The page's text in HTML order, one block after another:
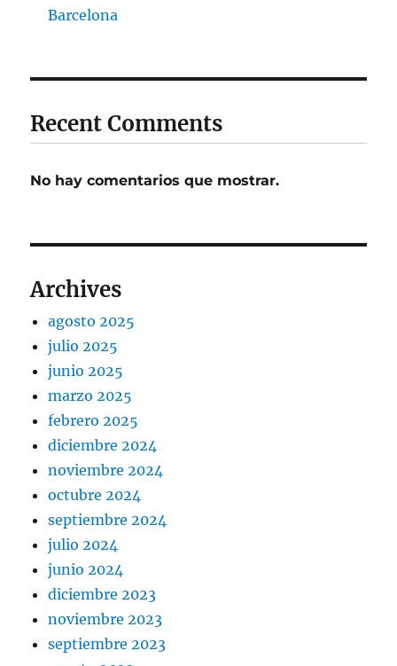
Barcelona
Recent Comments
No hay comentarios que mostrar.
Archives
agosto 2025
julio 2025
junio 2025
marzo 2025
febrero 2025
diciembre 2024
noviembre 2024
octubre 2024
septiembre 2024
julio 2024
junio 2024
diciembre 2023
noviembre 2023
septiembre 2023